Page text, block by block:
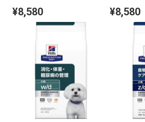
¥8,580 ¥8,580